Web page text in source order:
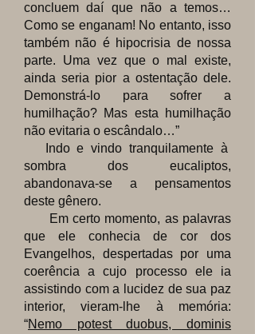
concluem daí que não a temos…
Como se enganam! No entanto, isso
também não é hipocrisia de nossa
parte. Uma vez que o mal existe,
ainda seria pior a ostentação dele.
Demonstrá-lo para sofrer a
humilhação? Mas esta humilhação
não evitaria o escândalo…”
Indo e vindo tranquilamente à
sombra dos eucaliptos,
abandonava-se a pensamentos
deste gênero.
Em certo momento, as palavras
que ele conhecia de cor dos
Evangelhos, despertadas por uma
coerência a cujo processo ele ia
assistindo com a lucidez de sua paz
interior, vieram-lhe à memória:
“Nemo potest duobus, dominis